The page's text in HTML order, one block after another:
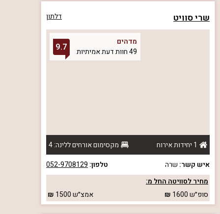
שרי סוויט דלתון
מדהים
49 חוות דעת אמיתיות
9.7
1 יחידות אירוח
מקסימום אורחים ללינה: 4
איש קשר: שרה טלפון: 052-9708129
מחיר לסוויטה החל מ:
סופ״ש1600 אמצ״ש1500